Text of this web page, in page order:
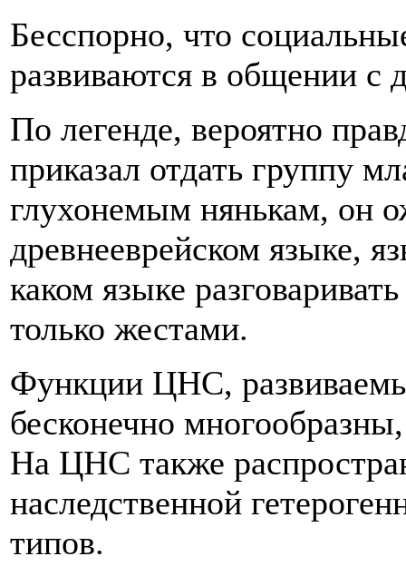
Бесспорно, что
развиваются в общении с
По легенде, вероятно
приказал отдать группу
глухонемым нянькам, он
древнееврейском языке,
каком языке
только жестами.
Функции ЦНС,
бесконечно
На ЦНС также
наследственной
типов.